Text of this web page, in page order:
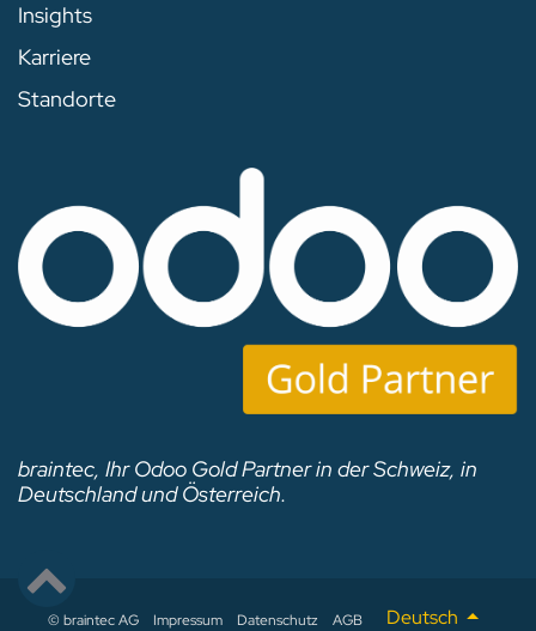
Insights
Karriere
Standorte
braintec, Ihr Odoo Gold Partner in der Schweiz, in
Deutschland und Österreich.
© braintec AG Impressum Datenschutz AGB Deutsch